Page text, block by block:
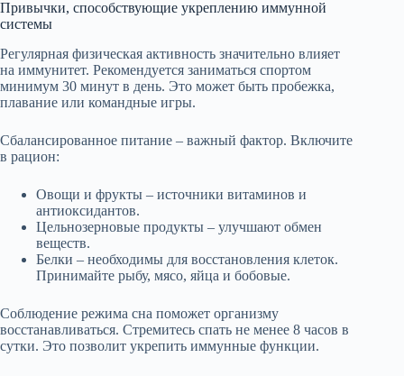
Привычки, способствующие укреплению иммунной
системы
Регулярная физическая активность значительно влияет
на иммунитет. Рекомендуется заниматься спортом
минимум 30 минут в день. Это может быть пробежка,
плавание или командные игры.
Сбалансированное питание – важный фактор. Включите
в рацион:
Овощи и фрукты – источники витаминов и
антиоксидантов.
Цельнозерновые продукты – улучшают обмен
веществ.
Белки – необходимы для восстановления клеток.
Принимайте рыбу, мясо, яйца и бобовые.
Соблюдение режима сна поможет организму
восстанавливаться. Стремитесь спать не менее 8 часов в
сутки. Это позволит укрепить иммунные функции.